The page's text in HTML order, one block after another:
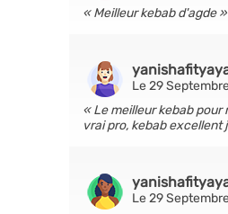
Meilleur kebab d'agde
Le 29
Le meilleur kebab pour
vrai pro, kebab excellent
Le 29